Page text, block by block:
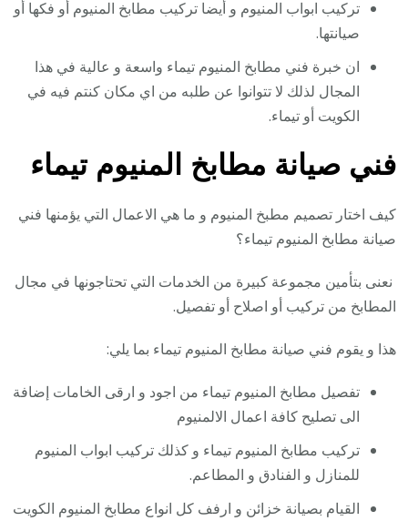
تركيب ابواب المنيوم و أيضا تركيب مطابخ المنيوم أو فكها أو
صيانتها.
ان خبرة فني مطابخ المنيوم تيماء واسعة و عالية في هذا
المجال لذلك لا تتوانوا عن طلبه من اي مكان كنتم فيه في
الكويت أو تيماء.
فني صيانة مطابخ المنيوم تيماء
كيف اختار تصميم مطبخ المنيوم و ما هي الاعمال التي يؤمنها فني
صيانة مطابخ المنيوم تيماء؟
نعنى بتأمين مجموعة كبيرة من الخدمات التي تحتاجونها في مجال
المطابخ من تركيب أو اصلاح أو تفصيل.
هذا و يقوم فني صيانة مطابخ المنيوم تيماء بما يلي:
تفصيل مطابخ المنيوم تيماء من اجود و ارقى الخامات إضافة
الى تصليح كافة اعمال الالمنيوم
تركيب مطابخ المنيوم تيماء و كذلك تركيب ابواب المنيوم
للمنازل و الفنادق و المطاعم.
القيام بصيانة خزائن و ارفف كل انواع مطابخ المنيوم الكويت